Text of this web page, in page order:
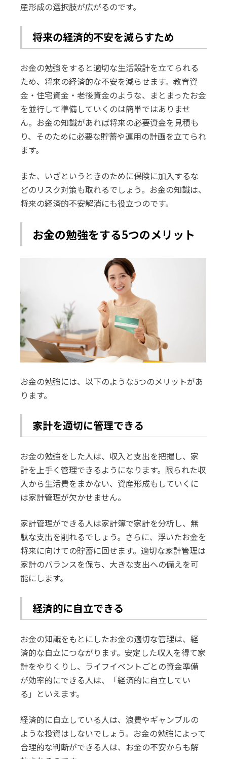
産形成の選択肢が広がるのです。
将来の経済的不安を減らすため
お金の勉強をすると適切な生活設計を立てられる
ため、将来の経済的な不安を減らせます。教育資
金・住宅資金・老後資金のような、まとまったお金
を並行して準備していくのは簡単ではありませ
ん。お金の知識があれば将来の必要資金を見積も
り、そのために必要な貯蓄や運用の計画を立てられ
ます。
また、いざというときのために保険に加入するな
どのリスク対策も取れるでしょう。お金の知識は、
将来の経済的不安解消にも役立つのです。
お金の勉強をする5つのメリット
お金の勉強には、以下のような5つのメリットがあ
ります。
家計を適切に管理できる
お金の勉強をした人は、収入と支出を把握し、家
計を上手く管理できるようになります。限られた収
入から生活費をまかない、資産形成もしていくに
は家計管理が欠かせません。
家計管理ができる人は家計簿で家計を分析し、無
駄な支出を削れるでしょう。さらに、浮いたお金を
将来に向けての貯蓄に回せます。適切な家計管理は
家計のバランスを保ち、大きな支出への備えを可
能にします。
経済的に自立できる
お金の知識をもとにしたお金の適切な管理は、経
済的な自立につながります。安定した収入を得て家
計をやりくりし、ライフイベントごとの資金準備
が効率的にできる人は、「経済的に自立してい
る」といえます。
経済的に自立している人は、浪費やギャンブルの
ような投資はしないでしょう。お金の勉強によって
合理的な判断ができる人は、お金の不安からも解